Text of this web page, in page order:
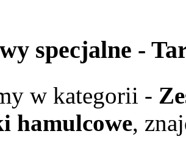
specjalne -
w kategorii -
hamulcowe,